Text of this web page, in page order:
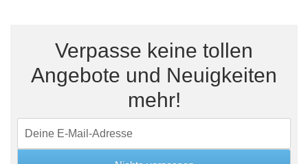
Verpasse keine tollen
Angebote und Neuigkeiten
mehr!